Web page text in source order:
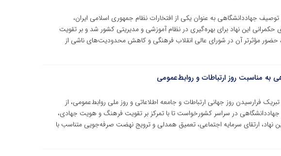
توصیف جهاددانشگاهی به عنوان یکی از افتخارات نظام جمهوری اسلامی ایران،
حکمرانی این نهاد برای بهره‌گیری در نظام آموزشی و مدیریتی کشور شد و بر تقویت
حضور مؤثرتر آن در شورای عالی انقلاب فرهنگی و کاهش محدودیت‌های ناشی از
به مناسبت روز ارتباطات و روابط‌عمومی
فرارسیدن روز جهانی ارتباطات و جامعه اطلاعاتی و روز ملی روابط‌عمومی، از
در سراسر کشورخواست تا با تمرکز بر تقویت فرهنگ و هویت جهادی،
نهاد، ارتقای سرمایه اجتماعی، تعمیق همدلی و ترویج نهضت صرفه‌جویی متناسب با